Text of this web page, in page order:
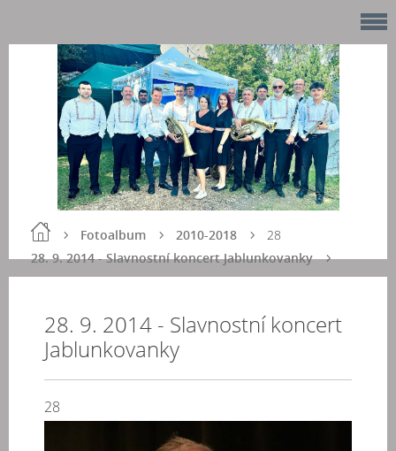
Fotoalbum
2010-2018
28. 9. 2014 - Slavnostní koncert Jablunkovanky
28
28. 9. 2014 - Slavnostní koncert
Jablunkovanky
28